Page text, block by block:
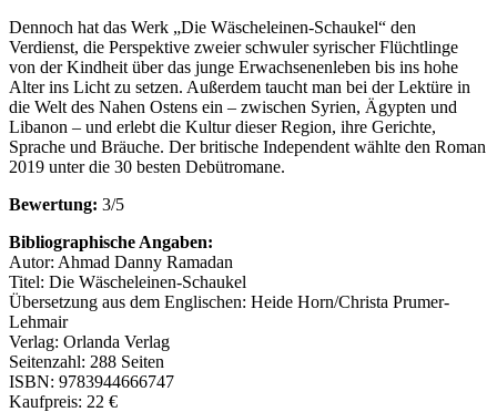
Dennoch hat das Werk „Die Wäscheleinen-Schaukel“ den
Verdienst, die Perspektive zweier schwuler syrischer Flüchtlinge
von der Kindheit über das junge Erwachsenenleben bis ins hohe
Alter ins Licht zu setzen. Außerdem taucht man bei der Lektüre in
die Welt des Nahen Ostens ein – zwischen Syrien, Ägypten und
Libanon – und erlebt die Kultur dieser Region, ihre Gerichte,
Sprache und Bräuche. Der britische Independent wählte den Roman
2019 unter die 30 besten Debütromane.
Bewertung: 3/5
Bibliographische Angaben:
Autor: Ahmad Danny Ramadan
Titel: Die Wäscheleinen-Schaukel
Übersetzung aus dem Englischen: Heide Horn/Christa Prumer-
Lehmair
Verlag: Orlanda Verlag
Seitenzahl: 288 Seiten
ISBN: 9783944666747
Kaufpreis: 22 €